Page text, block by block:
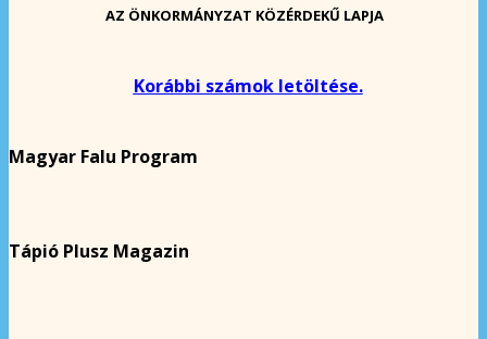
AZ ÖNKORMÁNYZAT KÖZÉRDEKŰ LAPJA
Korábbi számok letöltése.
Magyar Falu Program
Tápió Plusz Magazin